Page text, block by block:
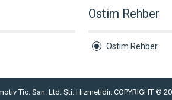
Ostim Rehber
Ostim Rehber
Tic. San. Ltd. Şti. Hizmetidir. COPYRIGHT ©